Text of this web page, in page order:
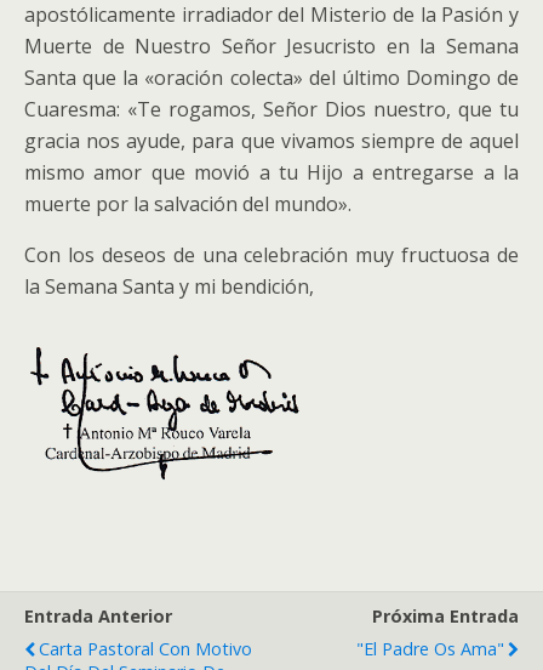
apostólicamente irradiador del Misterio de la Pasión y
Muerte de Nuestro Señor Jesucristo en la Semana
Santa que la «oración colecta» del último Domingo de
Cuaresma: «Te rogamos, Señor Dios nuestro, que tu
gracia nos ayude, para que vivamos siempre de aquel
mismo amor que movió a tu Hijo a entregarse a la
muerte por la salvación del mundo».
Con los deseos de una celebración muy fructuosa de
la Semana Santa y mi bendición,
Entrada Anterior
Carta Pastoral Con Motivo
Próxima Entrada
"El Padre Os Ama"